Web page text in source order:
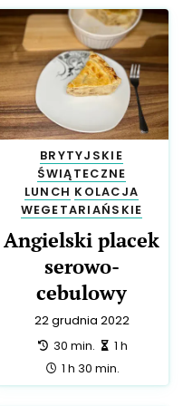
BRYTYJSKIE
PRZYSTAWKI
WEGETARIAŃSKIE
Młoda kapusta z
koperkiem
29 czerwca 2025
przygotowanie:
5 min. zrobienie:
20 min.
całość:
25 min.